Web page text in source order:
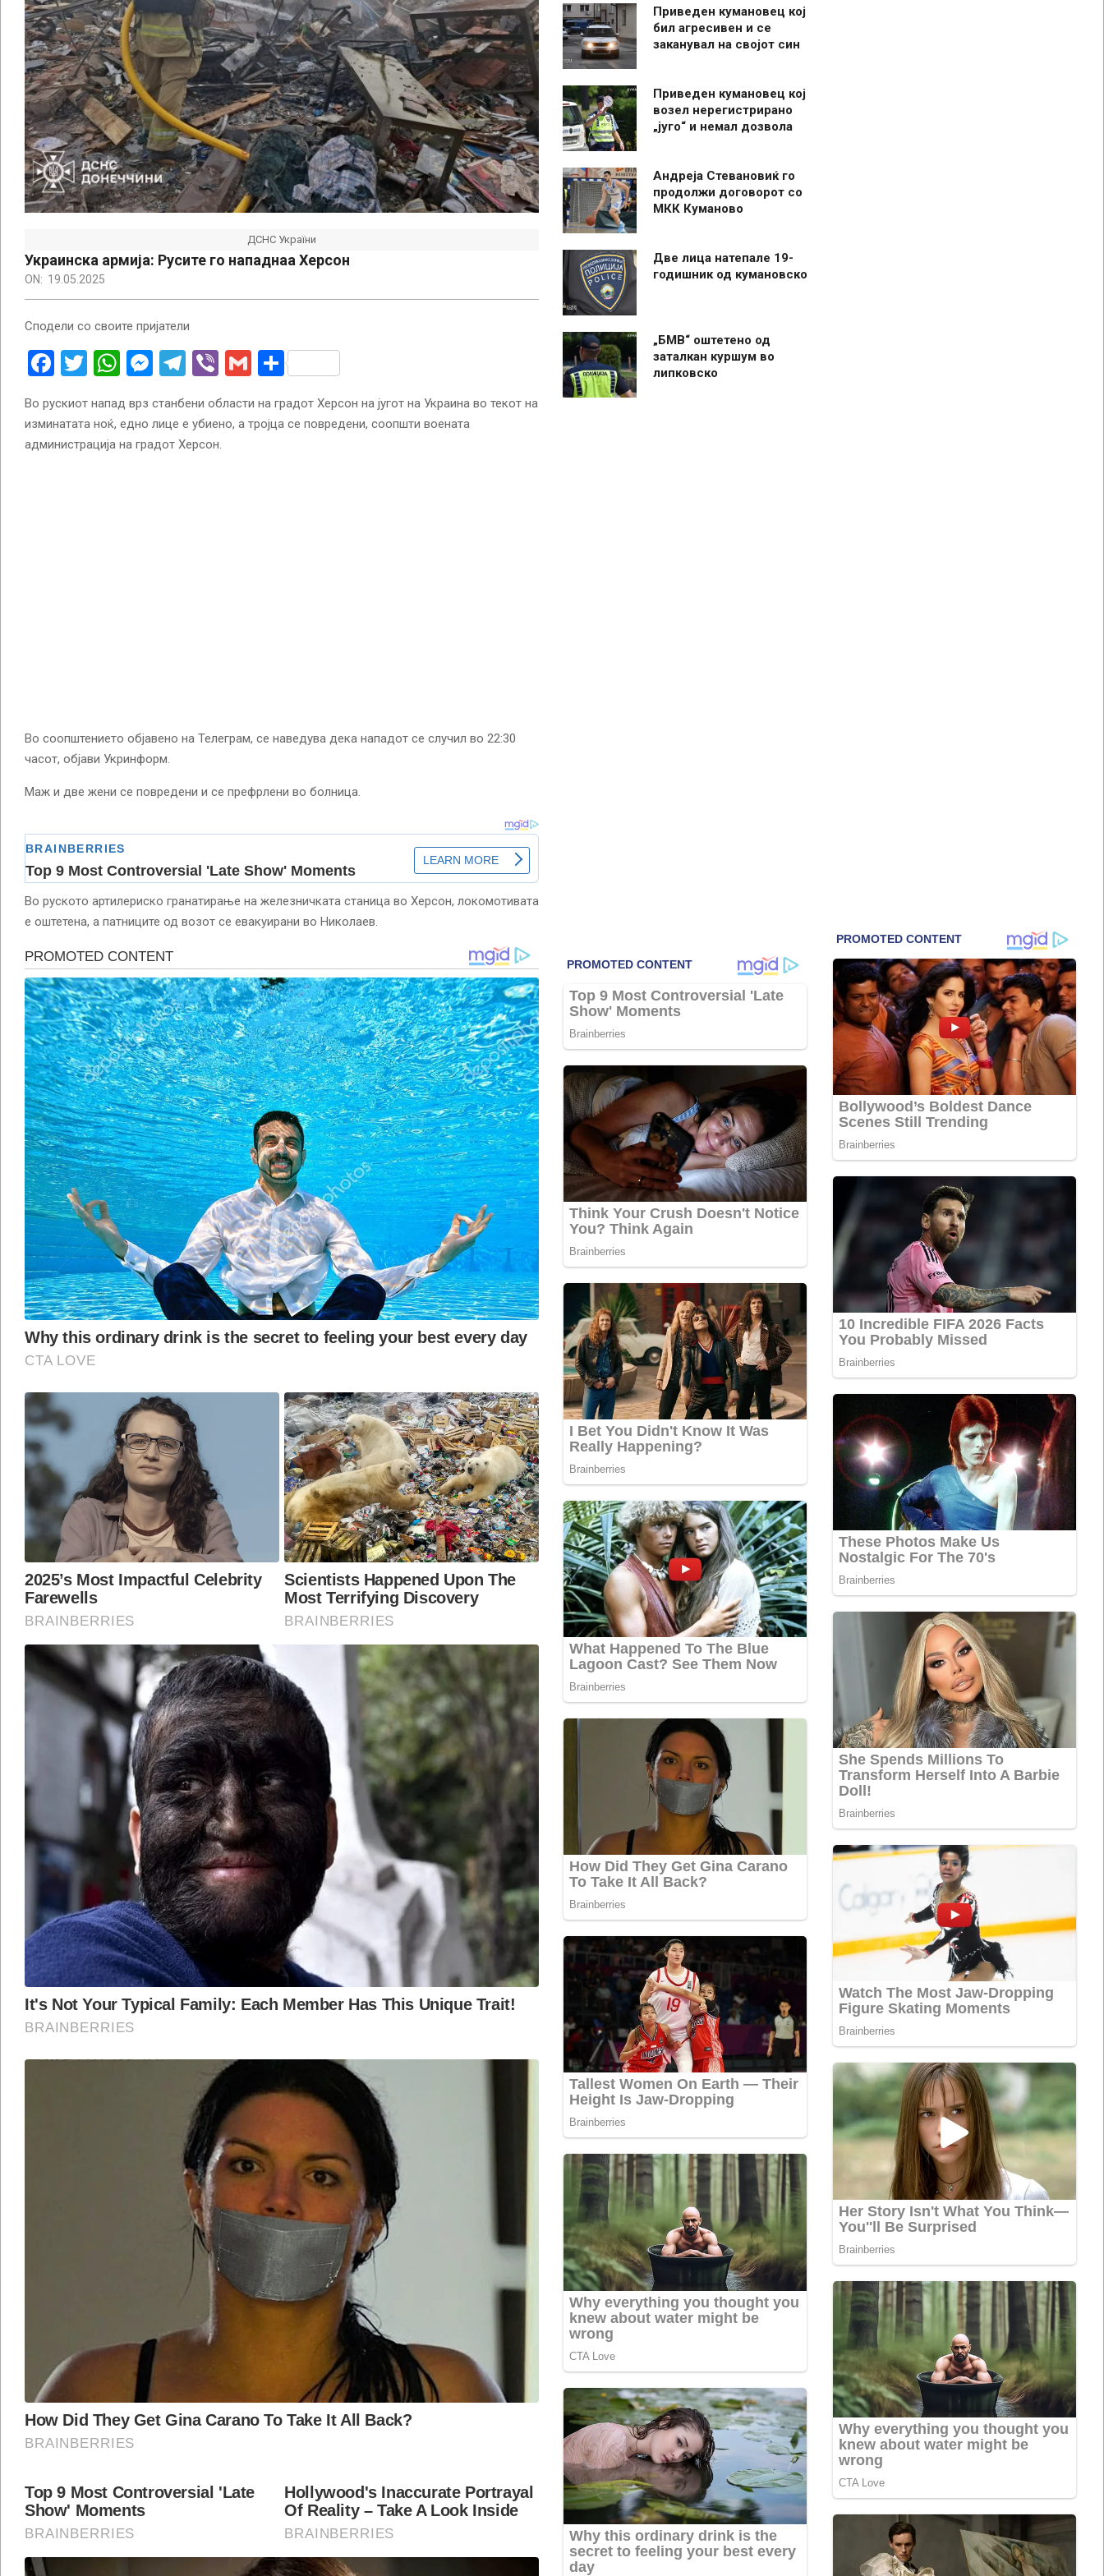
ДСНС України
Украинска армија: Русите го нападнаа Херсон
ON: 19.05.2025
Сподели со своите пријатели
Facebook
Twitter
WhatsApp
Messenger
Telegram
ViberGmailShare
Во рускиот напад врз станбени области на градот Херсон на југот на Украина во текот на
изминатата ноќ, едно лице е убиено, а тројца се повредени, соопшти воената
администрација на градот Херсон.
Во соопштението објавено на Телеграм, се наведува дека нападот се случил во 22:30
часот, објави Укринформ.
Маж и две жени се повредени и се префрлени во болница.
Во руското артилериско гранатирање на железничката станица во Херсон, локомотивата
е оштетена, а патниците од возот се евакуирани во Николаев.
Приведен кумановец кој
бил агресивен и се
заканувал на својот син
Приведен кумановец кој
возел нерегистрирано
„југо“ и немал дозвола
Андреја Стевановиќ го
продолжи договорот со
МКК Куманово
Две лица натепале 19-
годишник од кумановско
„БМВ“ оштетено од
заталкан куршум во
липковско